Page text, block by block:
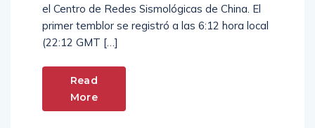
el Centro de Redes Sismológicas de China. El
primer temblor se registró a las 6:12 hora local
(22:12 GMT […]
Read
More